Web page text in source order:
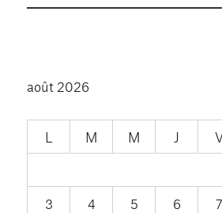
août 2026
L M M J
3
4 5 6 7